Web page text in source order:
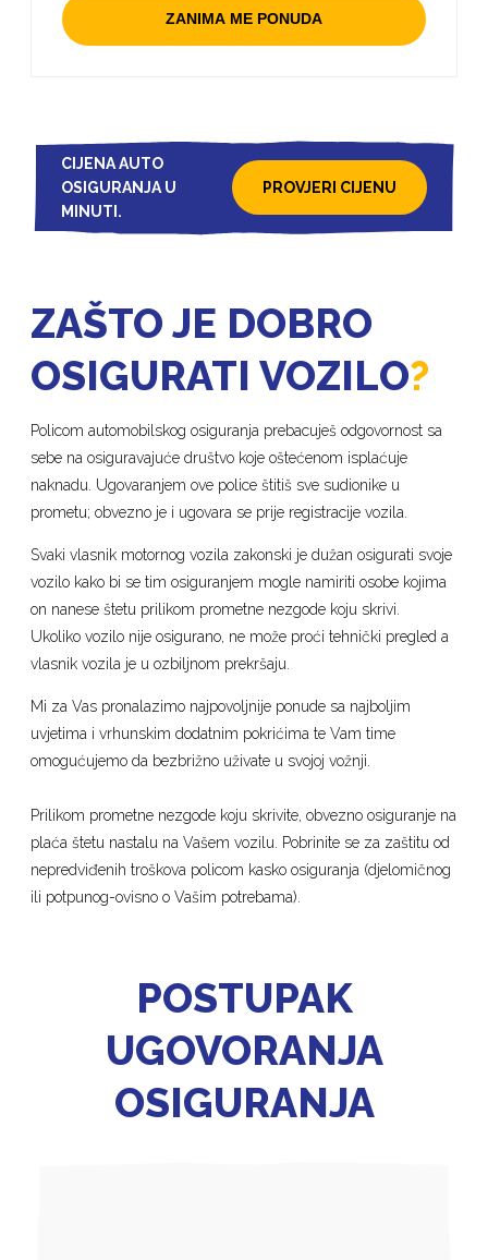
ZANIMA ME PONUDA
CIJENA AUTO
OSIGURANJA U
MINUTI.
PROVJERI CIJENU
ZAŠTO JE DOBRO
OSIGURATI VOZILO?
Policom automobilskog osiguranja prebacuješ odgovornost sa
sebe na osiguravajuće društvo koje oštećenom isplaćuje
naknadu. Ugovaranjem ove police štitiš sve sudionike u
prometu; obvezno je i ugovara se prije registracije vozila.
Svaki vlasnik motornog vozila zakonski je dužan osigurati svoje
vozilo kako bi se tim osiguranjem mogle namiriti osobe kojima
on nanese štetu prilikom prometne nezgode koju skrivi.
Ukoliko vozilo nije osigurano, ne može proći tehnički pregled a
vlasnik vozila je u ozbiljnom prekršaju.
Mi za Vas pronalazimo najpovoljnije ponude sa najboljim
uvjetima i vrhunskim dodatnim pokrićima te Vam time
omogućujemo da bezbrižno uživate u svojoj vožnji.
Prilikom prometne nezgode koju skrivite, obvezno osiguranje na
plaća štetu nastalu na Vašem vozilu. Pobrinite se za zaštitu od
nepredviđenih troškova policom kasko osiguranja (djelomičnog
ili potpunog-ovisno o Vašim potrebama).
POSTUPAK
UGOVORANJA
OSIGURANJA